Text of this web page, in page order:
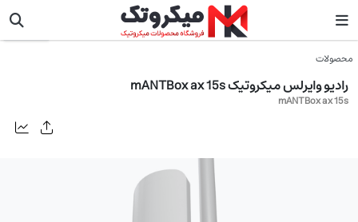
محصولات
رادیو وایرلس میکروتیک mANTBox ax 15s
mANTBox ax 15s
میکروتیک